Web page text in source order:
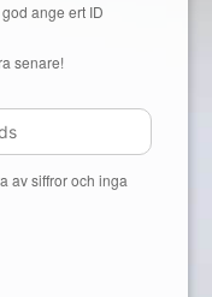
ange ert ID
senare!
av siffror och inga